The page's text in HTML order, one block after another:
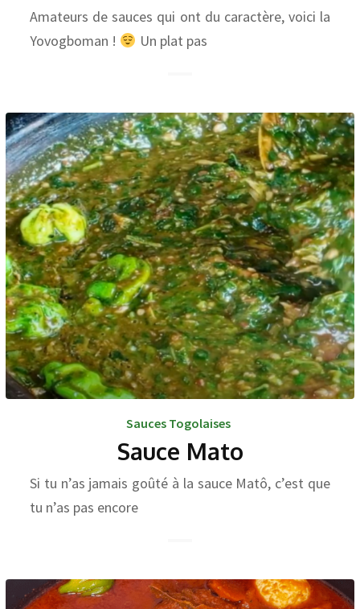
Amateurs de sauces qui ont du caractère, voici la
Yovogboman !
Un plat pas
Sauces Togolaises
Sauce Mato
Si tu n’as jamais goûté à la sauce Matô, c’est que
tu n’as pas encore